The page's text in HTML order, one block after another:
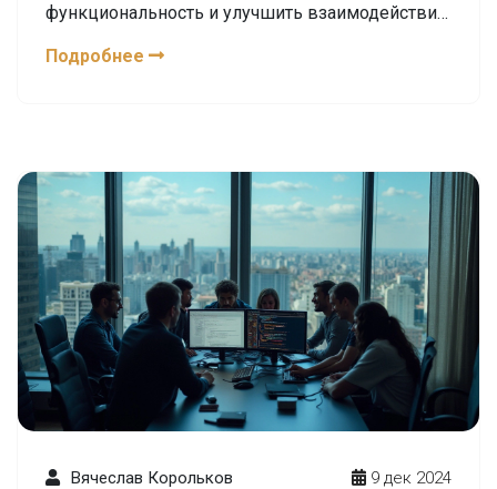
функциональность и улучшить взаимодействие
рассмотрим основные шаги по установке
Подробнее
Вячеслав Корольков 9 дек 2024